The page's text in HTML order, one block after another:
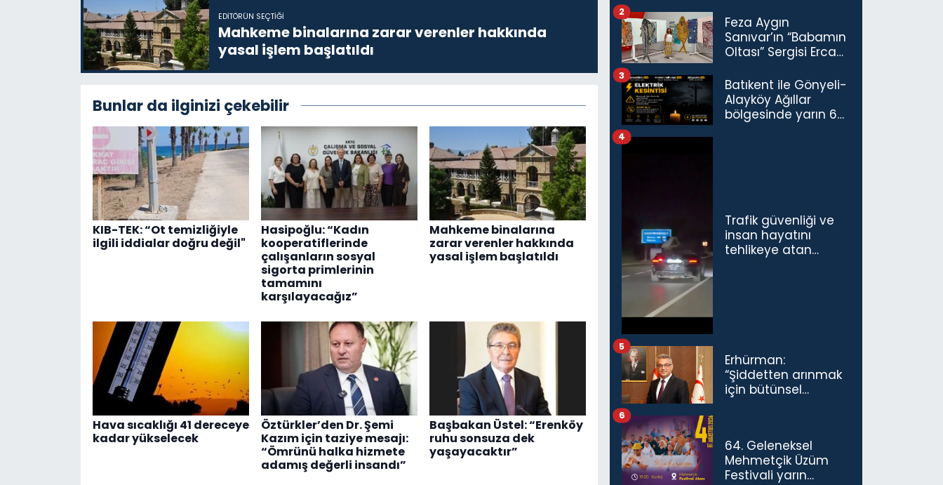
EDITÖRÜN SEÇTIĞI
Mahkeme binalarına zarar verenler hakkında
yasal işlem başlatıldı
Bunlar da ilginizi çekebilir
KIB-TEK: “Ot temizliğiyle
ilgili iddialar doğru değil"
Hasipoğlu: “Kadın
kooperatiflerinde
çalışanların sosyal
sigorta primlerinin
tamamını
karşılayacağız”
Mahkeme binalarına
zarar verenler hakkında
yasal işlem başlatıldı
Hava sıcaklığı 41 dereceye
kadar yükselecek
Öztürkler’den Dr. Şemi
Kazım için taziye mesajı:
“Ömrünü halka hizmete
adamış değerli insandı”
Başbakan Üstel: “Erenköy
ruhu sonsuza dek
yaşayacaktır”
Feza Aygın
Sanıvar’ın “Babamın
Oltası” Sergisi Ercan
Açıldı
2
Batıkent ile Gönyeli-
Alayköy Ağıllar
bölgesinde yarın 6
3
Trafik güvenliği ve
insan hayatını
tehlikeye atan
4
Erhürman:
“Şiddetten arınmak
için bütünsel
5
64. Geleneksel
Mehmetçik Üzüm
Festivali yarın
6